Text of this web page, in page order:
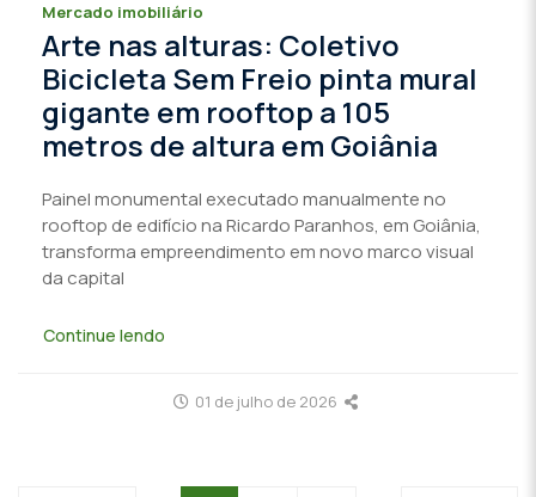
Mercado imobiliário
Arte nas alturas: Coletivo
Bicicleta Sem Freio pinta mural
gigante em rooftop a 105
metros de altura em Goiânia
Painel monumental executado manualmente no
rooftop de edifício na Ricardo Paranhos, em Goiânia,
transforma empreendimento em novo marco visual
da capital
Continue lendo
01 de julho de 2026